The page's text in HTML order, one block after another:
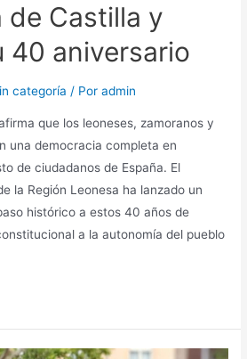
de Castilla y
40 aniversario
categoría / Poradmin
que los leoneses, zamoranos y
una democracia completa en
de ciudadanos de España. El
la Región Leonesa ha lanzado un
histórico a estos 40 años de
a la autonomía del pueblo